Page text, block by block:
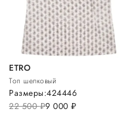
ETRO
Топ шелковый
22 500руб.9 000 руб.
Размеры:424446